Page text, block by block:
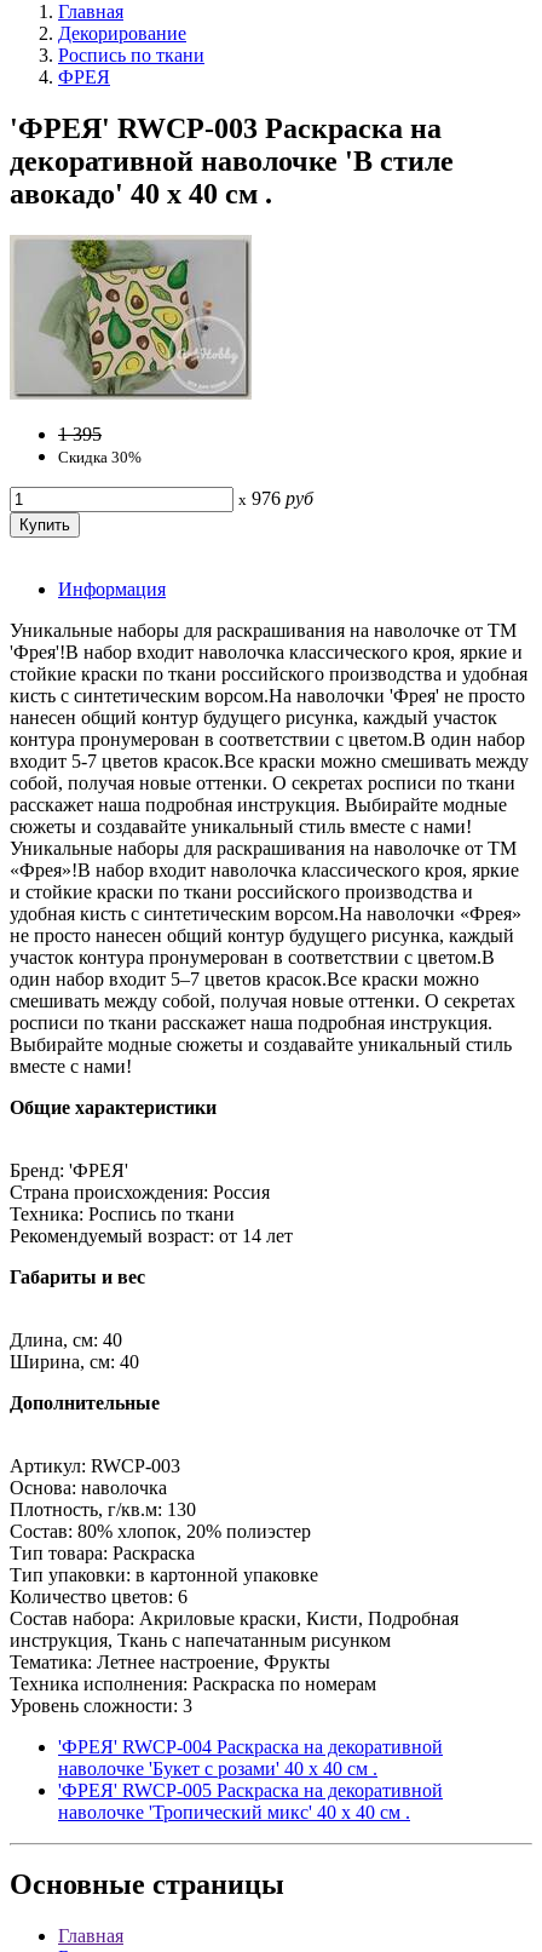
Главная
Декорирование
Роспись по ткани
ФРЕЯ
'ФРЕЯ' RWCP-003 Раскраска на
декоративной наволочке 'В стиле
авокадо' 40 х 40 см .
1 395
Скидка 30%
x 976 руб
Информация
Уникальные наборы для раскрашивания на наволочке от ТМ
'Фрея'!В набор входит наволочка классического кроя, яркие и
стойкие краски по ткани российского производства и удобная
кисть с синтетическим ворсом.На наволочки 'Фрея' не просто
нанесен общий контур будущего рисунка, каждый участок
контура пронумерован в соответствии с цветом.В один набор
входит 5-7 цветов красок.Все краски можно смешивать между
собой, получая новые оттенки. О секретах росписи по ткани
расскажет наша подробная инструкция. Выбирайте модные
сюжеты и создавайте уникальный стиль вместе с нами!
Уникальные наборы для раскрашивания на наволочке от ТМ
«Фрея»!В набор входит наволочка классического кроя, яркие
и стойкие краски по ткани российского производства и
удобная кисть с синтетическим ворсом.На наволочки «Фрея»
не просто нанесен общий контур будущего рисунка, каждый
участок контура пронумерован в соответствии с цветом.В
один набор входит 5–7 цветов красок.Все краски можно
смешивать между собой, получая новые оттенки. О секретах
росписи по ткани расскажет наша подробная инструкция.
Выбирайте модные сюжеты и создавайте уникальный стиль
вместе с нами!
Общие характеристики
Бренд: 'ФРЕЯ'
Страна происхождения: Россия
Техника: Роспись по ткани
Рекомендуемый возраст: от 14 лет
Габариты и вес
Длина, см: 40
Ширина, см: 40
Дополнительные
Артикул: RWCP-003
Основа: наволочка
Плотность, г/кв.м: 130
Состав: 80% хлопок, 20% полиэстер
Тип товара: Раскраска
Тип упаковки: в картонной упаковке
Количество цветов: 6
Состав набора: Акриловые краски, Кисти, Подробная
инструкция, Ткань с напечатанным рисунком
Тематика: Летнее настроение, Фрукты
Техника исполнения: Раскраска по номерам
Уровень сложности: 3
'ФРЕЯ' RWCP-004 Раскраска на декоративной
наволочке 'Букет с розами' 40 х 40 см .
'ФРЕЯ' RWCP-005 Раскраска на декоративной
наволочке 'Тропический микс' 40 х 40 см .
Основные страницы
Главная